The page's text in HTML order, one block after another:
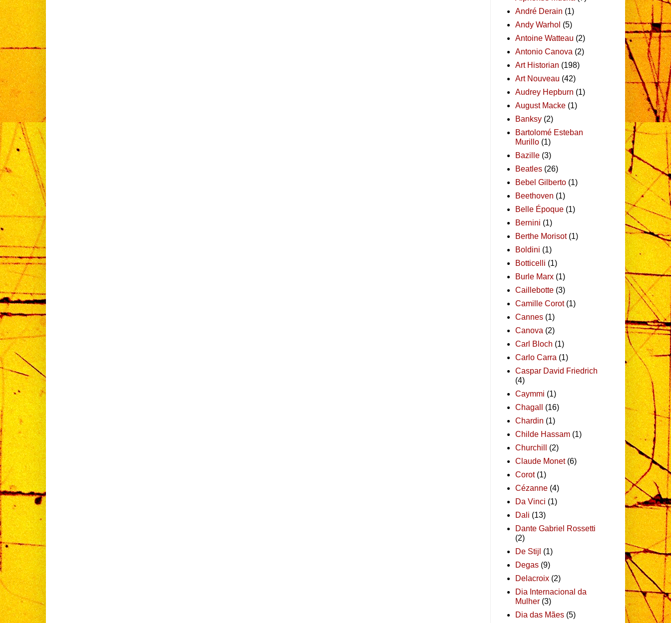
André Derain (1)
Andy Warhol (5)
Antoine Watteau (2)
Antonio Canova (2)
Art Historian (198)
Art Nouveau (42)
Audrey Hepburn (1)
August Macke (1)
Banksy (2)
Bartolomé Esteban
Murillo (1)
Bazille (3)
Beatles (26)
Bebel Gilberto (1)
Beethoven (1)
Belle Époque (1)
Bernini (1)
Berthe Morisot (1)
Boldini (1)
Botticelli (1)
Burle Marx (1)
Caillebotte (3)
Camille Corot (1)
Cannes (1)
Canova (2)
Carl Bloch (1)
Carlo Carra (1)
Caspar David Friedrich
(4)
Caymmi (1)
Chagall
(16)
Chardin (1)
Childe Hassam (1)
Churchill
(2)
Claude Monet (6)
Corot (1)
Cézanne (4)
Da Vinci (1)
Dali (13)
Dante Gabriel Rossetti
(2)
De Stijl (1)
Degas (9)
Delacroix (2)
Dia Internacional da
Mulher (3)
Dia das Mães (5)